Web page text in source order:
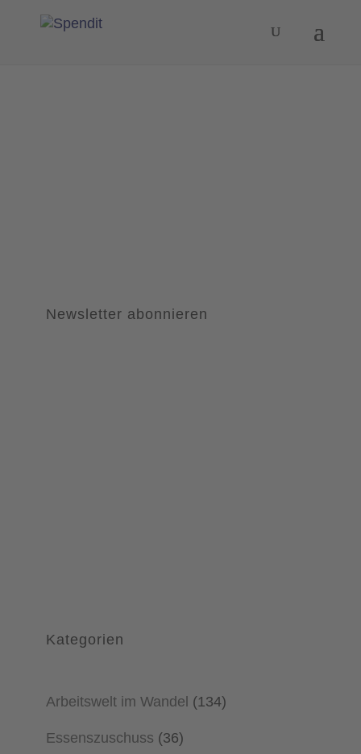
Newsletter abonnieren
Kategorien
Arbeitswelt im Wandel (134)
Essenszuschuss (36)